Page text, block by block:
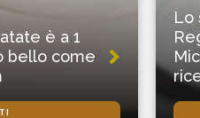
è a 1
bello come
Lo